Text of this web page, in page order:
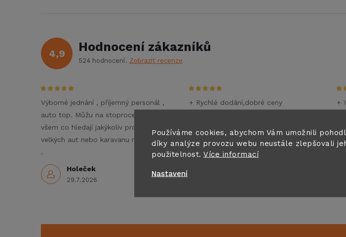
Používáme cookies, abychom Vám umožnili
díky analýze provozu webu neustále zlepšovali
použitelnost. Více informací
Nastavení
4,9 Hodnocení zákazníků
524 hodnocení Zobrazit recenze
Holeček
29.7.2026
Výborné jednání , příjemný personál ,
auto top. Můžu na stoprocent doporučit
všem co hledají jakýkoliv pronájem
velkých aut nebo karavanu na dovolenou
.
30.6.2026
+ Rychlé dodání,dobré ceny
+